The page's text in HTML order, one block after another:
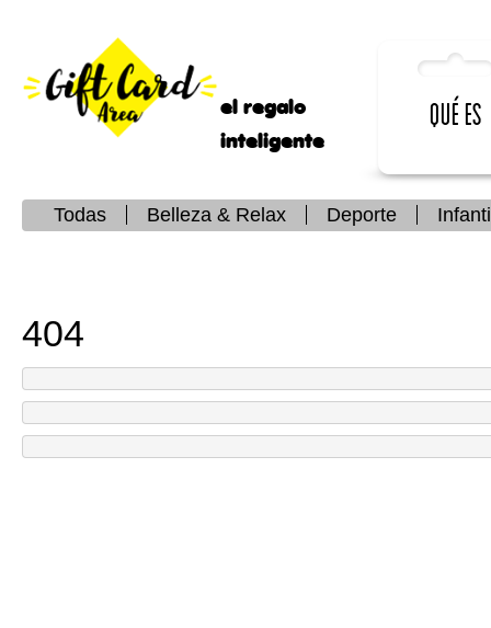
el regalo
inteligente
Qué es
Todas Belleza & Relax Deporte
404